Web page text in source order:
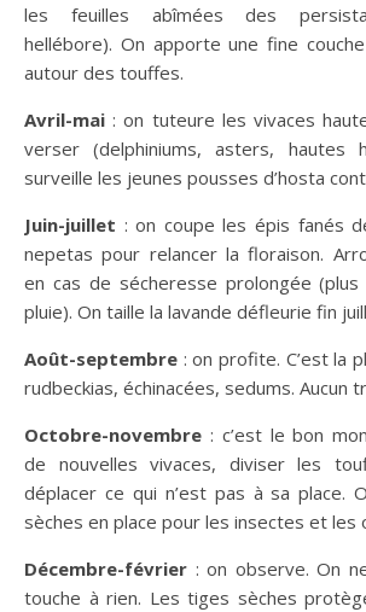
les feuilles abîmées des
hellébore). On apporte une fine
autour des touffes.
Avril-mai : on tuteure les vivaces
verser (delphiniums, asters, hautes
surveille les jeunes pousses d’hosta
Juin-juillet : on coupe les épis fanés
nepetas pour relancer la floraison.
en cas de sécheresse prolongée
pluie). On taille la lavande défleurie fin
Août-septembre : on profite. C’est la
rudbeckias, échinacées, sedums. Aucun
Octobre-novembre : c’est le bon
de nouvelles vivaces, diviser les
déplacer ce qui n’est pas à sa place.
sèches en place pour les insectes et les
Décembre-février : on observe. On
touche à rien. Les tiges sèches